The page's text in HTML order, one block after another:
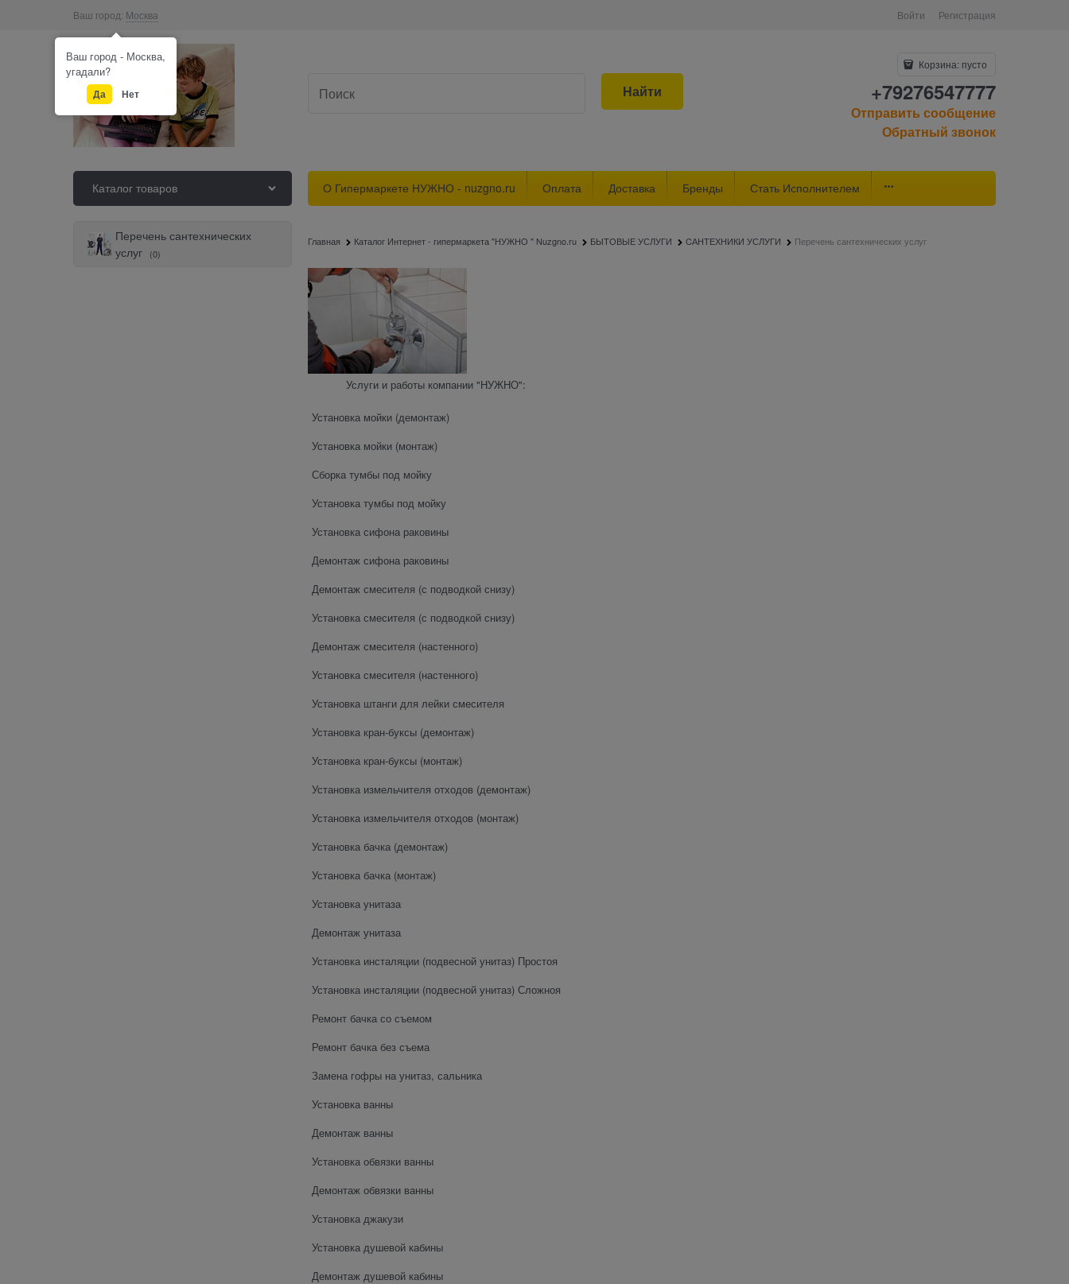
Ваш город: Москва Войти Регистрация
Найти
Корзина: пусто
+79276547777
Отправить сообщение
Обратный звонок
Каталог товаров О Гипермаркете НУЖНО - nuzgno.ru Оплата Доставка Бренды Стать Исполнителем
Перечень сантехнических
услуг
(0)
Главная Каталог Интернет - гипермаркета "НУЖНО " Nuzgno.ru БЫТОВЫЕ УСЛУГИ CАНТЕХНИКИ УСЛУГИ Перечень сантехнических услуг
Услуги и работы компании "НУЖНО":
Установка мойки (демонтаж)
Установка мойки (монтаж)
Сборка тумбы под мойку
Установка тумбы под мойку
Установка сифона раковины
Демонтаж сифона раковины
Демонтаж смесителя (с подводкой снизу)
Установка смесителя (с подводкой снизу)
Демонтаж смесителя (настенного)
Установка смесителя (настенного)
Установка штанги для лейки смесителя
Установка кран-буксы (демонтаж)
Установка кран-буксы (монтаж)
Установка измельчителя отходов (демонтаж)
Установка измельчителя отходов (монтаж)
Установка бачка (демонтаж)
Установка бачка (монтаж)
Установка унитаза
Демонтаж унитаза
Установка инсталяции (подвесной унитаз) Простоя
Установка инсталяции (подвесной унитаз) Сложноя
Ремонт бачка со съемом
Ремонт бачка без съема
Замена гофры на унитаз, сальника
Установка ванны
Демонтаж ванны
Установка обвязки ванны
Демонтаж обвязки ванны
Установка джакузи
Установка душевой кабины
Демонтаж душевой кабины
Ваш город - Москва,
угадали?
Да Нет